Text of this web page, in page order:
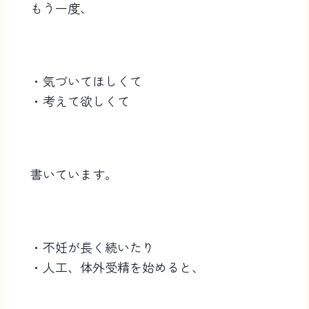
もう一度、
・気づいてほしくて
・考えて欲しくて
書いています。
・不妊が長く続いたり
・人工、体外受精を始めると、